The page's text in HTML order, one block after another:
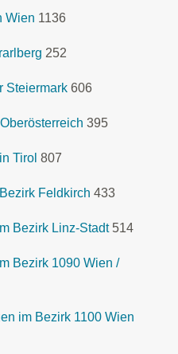
Wien 1136
252
Steiermark 606
395
Tirol 807
Feldkirch 433
Bezirk Linz-Stadt 514
Bezirk 1090 Wien /
im Bezirk 1100 Wien